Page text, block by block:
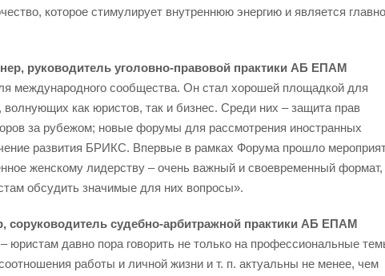
которое стимулирует внутреннюю энергию и является
руководитель уголовно-правовой практики АБ ЕПАМ
международного сообщества. Он стал хорошей площадкой для
как юристов, так и бизнес. Среди них – защита прав
за рубежом; новые форумы для рассмотрения иностранных
развития БРИКС. Впервые в рамках Форума прошло
женскому лидерству – очень важный и своевременный формат,
обсудить значимые для них вопросы».
соруководитель судебно-арбитражной практики АБ ЕПАМ
юристам давно пора говорить не только на профессиональные
работы и личной жизни и т. п. актуальны не менее, чем